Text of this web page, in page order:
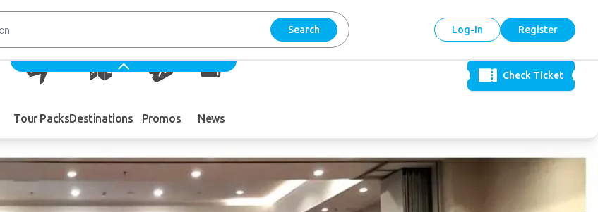
Search Log-In Register
Tour PacksDestinations Promos News
Check Ticket